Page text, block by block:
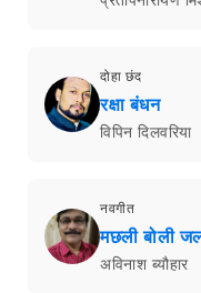
दोहा छंद
रक्षा बंधन
विपिन दिलवरिया
नवगीत
मछली बोली
अविनाश ब्यौहार